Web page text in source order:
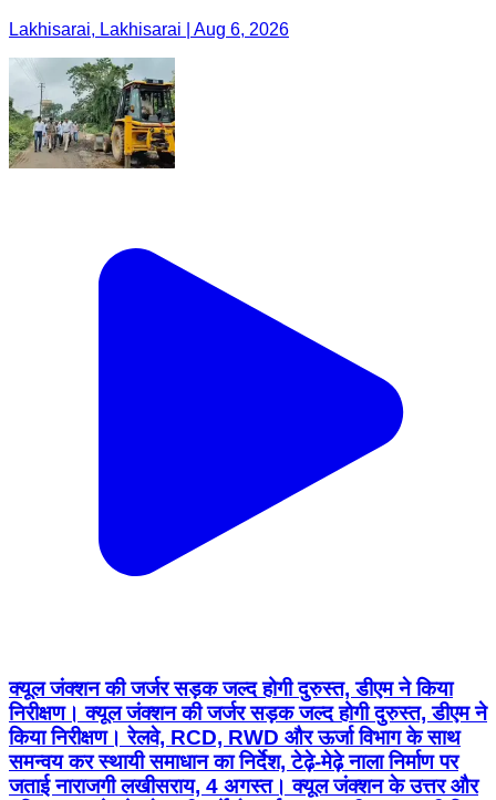
Lakhisarai, Lakhisarai | Aug 6, 2026
क्यूल जंक्शन की जर्जर सड़क जल्द होगी दुरुस्त, डीएम ने किया
निरीक्षण। क्यूल जंक्शन की जर्जर सड़क जल्द होगी दुरुस्त, डीएम ने
किया निरीक्षण। रेलवे, RCD, RWD और ऊर्जा विभाग के साथ
समन्वय कर स्थायी समाधान का निर्देश, टेढ़े-मेढ़े नाला निर्माण पर
जताई नाराजगी लखीसराय, 4 अगस्त। क्यूल जंक्शन के उत्तर और